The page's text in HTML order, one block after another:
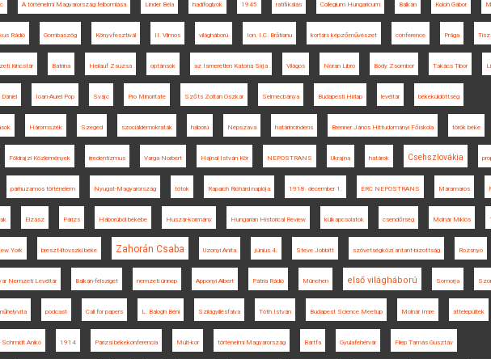
A történelmi Magyarország felbomlása Linder Béla hadifoglyok 1945 ratifikálás Collegium Hungaricum Balkán Koloh Gábor
Rádió Gombaszög Könyvfesztivál II. Vilmos világháború Ion. I.C. Brătianu kortárs képzőművészet conference Prága
Kincstár Batrina Heilauf Zsuzsa optánsok az Ismeretlen Katona Sírja Világos Noran Libro Bódy Zsombor Takács Tibor
Ioan-Aurel Pop Svájc Pro Minoritate Szőts Zoltán Oszkár Selmecbánya Budapesti Hírlap levéltár békeküldöttség
Háromszék Szeged szociáldemokraták háború Népszava határincindens Brenner János Hittudományi Főiskola török béke
Földrajzi Közlemények irredentizmus Varga Norbert Hajnal István Kör NEPOSTRANS Ukrajna határok Csehszlovákia
párhuzamos történelem Nyugat-Magyarország tótok Rapaich Richárd naplója 1918. december 1. ERC NEPOSTRANS Máramaros
Elzász Párizs Háborúból békébe Huszár-kormány Hungarian Historical Review külkapcsolatok csendőrség Molnár Miklós
York breszt-litovszki béke Zahorán Csaba Uzonyi Anita június 4. Steve Jobbitt szövetségközi antant-bizottság Rozsnyó
Nemzeti Levéltár Balkán-félsziget nemzeti ünnep Apponyi Albert Pátria Rádió München első világháború Somorja
podcast Call for papers L. Balogh Béni Szilágyillésfalva Tóth István Budapest Science Meetup Molnár Imre áttelepültek
Schmidt Anikó 1914 Párizsi békekonferencia Múlt-kor történelmi Magyarország Bártfa Gyulafehérvár Filep Tamás Gusztáv